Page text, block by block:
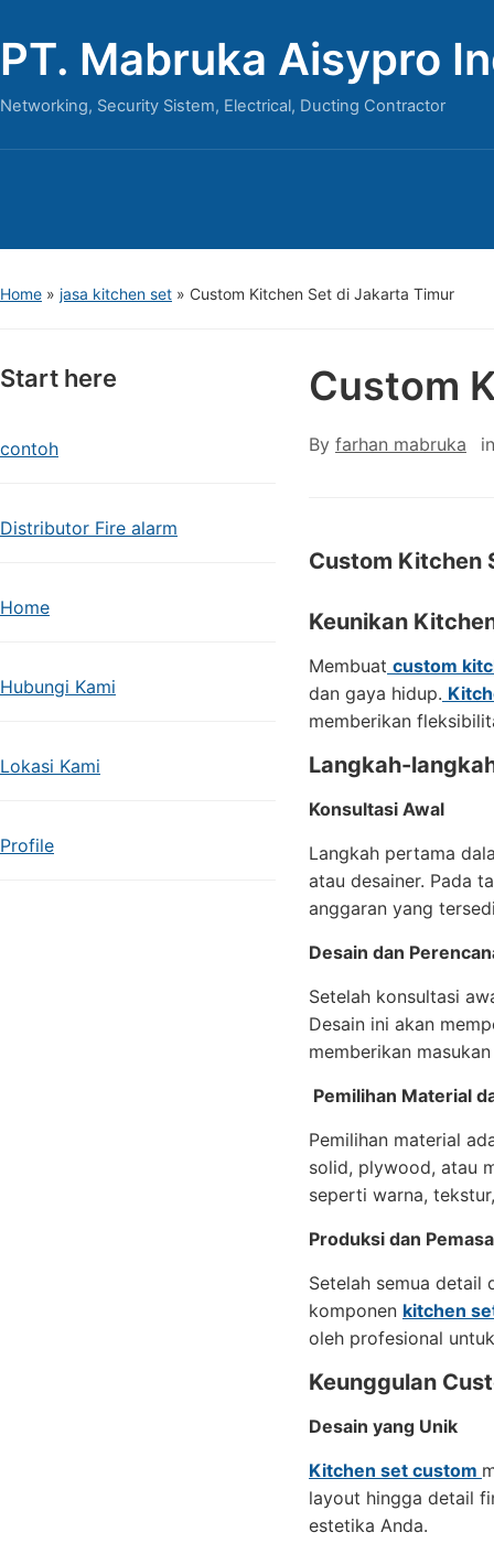
PT. Mabruka Aisypro
Networking, Security Sistem, Electrical, Ducting Contractor
Home » jasa kitchen set » Custom Kitchen Set di Jakarta Timur
Start here
contoh
Distributor Fire alarm
Home
Hubungi Kami
Lokasi Kami
Profile
Custom
By farhan mabruka
Custom Kitchen
Keunikan
Membuat custom
dan gaya hidup.
memberikan
Langkah-
Konsultasi Awal
Langkah pertama
atau desainer. Pada
anggaran yang
Desain dan
Setelah konsultasi
Desain ini akan
memberikan
Pemilihan Material
Pemilihan material
solid, plywood, atau
seperti warna,
Produksi dan
Setelah semua detail
komponen kitchen
oleh profesional
Keunggulan
Desain yang Unik
Kitchen set custom
layout hingga detail
estetika Anda.